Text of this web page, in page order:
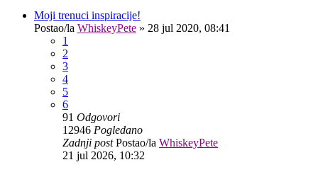
Moji trenuci inspiracije!
Postao/la WhiskeyPete » 28 jul 2020, 08:41
1
2
3
4
5
6
91 Odgovori
12946 Pogledano
Zadnji postPostao/la WhiskeyPete
21 jul 2026, 10:32